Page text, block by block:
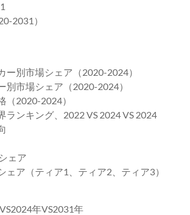
2031）
別市場シェア（2020-2024）
市場シェア（2020-2024）
2020-2024）
ンキング、2022 VS 2024 VS 2024
ェア
ア（ティア1、ティア2、ティア3）
年VS2031年